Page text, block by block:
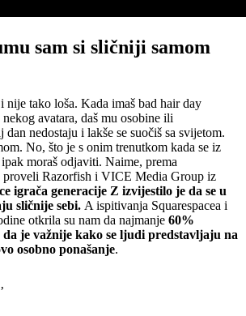
sam si sličniji samom
nije tako loša. Kada imaš bad hair day
avatara, daš mu osobine ili
dan nedostaju i lakše se suočiš sa svijetom.
No, što je s onim trenutkom kada se iz
moraš odjaviti. Naime, prema
proveli Razorfish i VICE Media Group iz
igrača generacije Z izvijestilo je da se u
sličnije sebi. A ispitivanja Squarespacea i
otkrila su nam da najmanje 60%
je važnije kako se ljudi predstavljaju na
osobno ponašanje.